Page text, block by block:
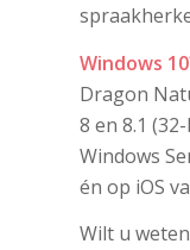
Windows
Dragon
8 en 8.1
Windows
én op iOS
Wilt u